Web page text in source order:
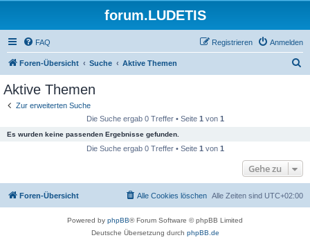
forum.LUDETIS
FAQ Anmelden
Registrieren
Foren-Übersicht Suche Aktive Themen
Aktive Themen
Zur erweiterten Suche
Die Suche ergab 0 Treffer • Seite 1 von 1
Es wurden keine passenden Ergebnisse gefunden.
Die Suche ergab 0 Treffer • Seite 1 von 1
Gehe zu
Foren-Übersicht Alle Zeiten sind UTC+02:00
Alle Cookies löschen
Powered by phpBB® Forum Software © phpBB Limited
Deutsche Übersetzung durch phpBB.de